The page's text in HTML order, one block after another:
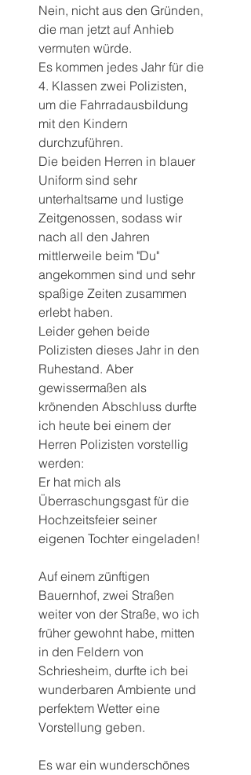
Nein, nicht aus den Gründen,
die man jetzt auf Anhieb
vermuten würde.
Es kommen jedes Jahr für die
4. Klassen zwei Polizisten,
um die Fahrradausbildung
mit den Kindern
durchzuführen.
Die beiden Herren in blauer
Uniform sind sehr
unterhaltsame und lustige
Zeitgenossen, sodass wir
nach all den Jahren
mittlerweile beim "Du"
angekommen sind und sehr
spaßige Zeiten zusammen
erlebt haben.
Leider gehen beide
Polizisten dieses Jahr in den
Ruhestand. Aber
gewissermaßen als
krönenden Abschluss durfte
ich heute bei einem der
Herren Polizisten vorstellig
werden:
Er hat mich als
Überraschungsgast für die
Hochzeitsfeier seiner
eigenen Tochter eingeladen!
Auf einem zünftigen
Bauernhof, zwei Straßen
weiter von der Straße, wo ich
früher gewohnt habe, mitten
in den Feldern von
Schriesheim, durfte ich bei
wunderbaren Ambiente und
perfektem Wetter eine
Vorstellung geben.
Es war ein wunderschönes